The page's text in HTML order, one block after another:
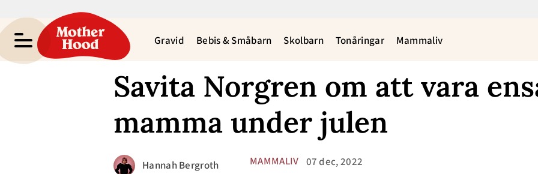
Gravid Bebis & Småbarn Skolbarn Tonåringar Mammaliv
Savita Norgren om att vara
mamma under julen
MAMMALIV 07 dec, 2022
Hannah Bergroth